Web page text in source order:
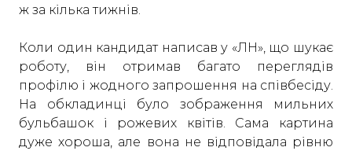
ж за кілька тижнів.
Коли один кандидат написав у «ЛН», що шукає
роботу, він отримав багато переглядів
профілю і жодного запрошення на співбесіду.
На обкладинці було зображення мильних
бульбашок і рожевих квітів. Сама картина
дуже хороша, але вона не відповідала рівню